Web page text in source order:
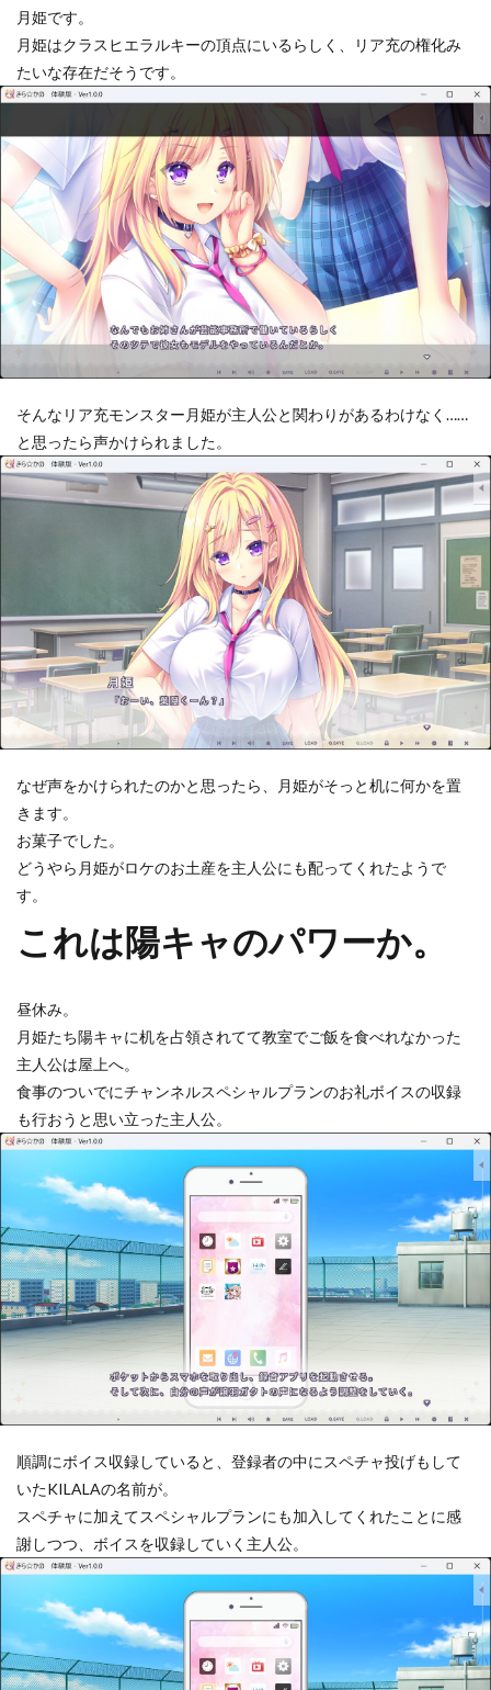
月姫です。
月姫はクラスヒエラルキーの頂点にいるらしく、リア充の権化み
たいな存在だそうです。
そんなリア充モンスター月姫が主人公と関わりがあるわけなく……
と思ったら声かけられました。
なぜ声をかけられたのかと思ったら、月姫がそっと机に何かを置
きます。
お菓子でした。
どうやら月姫がロケのお土産を主人公にも配ってくれたようで
す。
これは陽キャのパワーか。
昼休み。
月姫たち陽キャに机を占領されてて教室でご飯を食べれなかった
主人公は屋上へ。
食事のついでにチャンネルスペシャルプランのお礼ボイスの収録
も行おうと思い立った主人公。
順調にボイス収録していると、登録者の中にスペチャ投げもして
いたKILALAの名前が。
スペチャに加えてスペシャルプランにも加入してくれたことに感
謝しつつ、ボイスを収録していく主人公。